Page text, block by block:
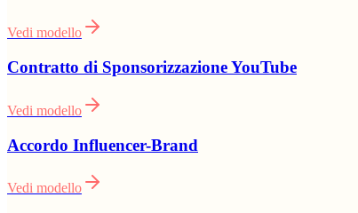
Vedi modello
Contratto di Sponsorizzazione YouTube
Vedi modello
Accordo Influencer-Brand
Vedi modello